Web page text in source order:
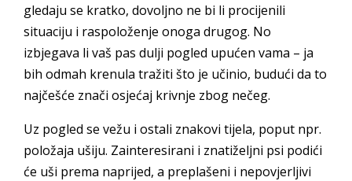
gledaju se kratko, dovoljno ne bi li procijenili
situaciju i raspoloženje onoga drugog. No
izbjegava li vaš pas dulji pogled upućen vama – ja
bih odmah krenula tražiti što je učinio, budući da to
najčešće znači osjećaj krivnje zbog nečeg.
Uz pogled se vežu i ostali znakovi tijela, poput npr.
položaja ušiju. Zainteresirani i znatiželjni psi podići
će uši prema naprijed, a preplašeni i nepovjerljivi